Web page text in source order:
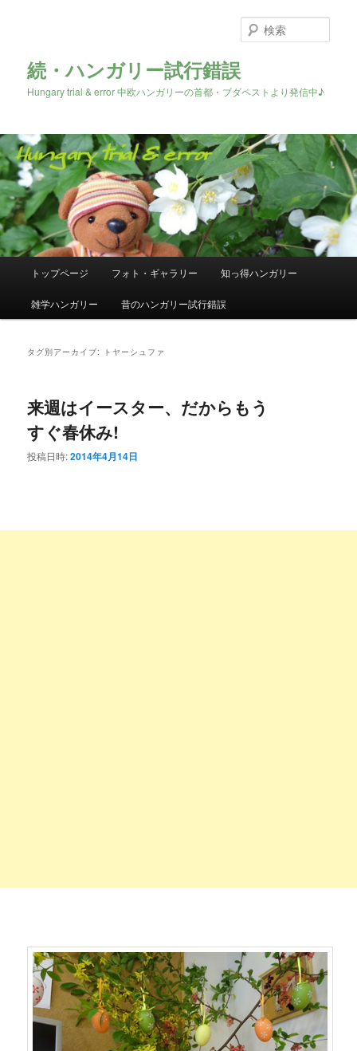
続・ハンガリー試行錯誤
Hungary trial & error 中欧ハンガリーの首都・ブダペストより発信中♪
索
メ
メ
イ
ン
サ
ブ
テ
トップページ フォト・ギャラリー 知っ得ハンガリー
雑学ハンガリー 昔のハンガリー試行錯誤
タグ別アーカイブ: トヤーシュファ
来週はイースター、だからもう
すぐ春休み!
投稿日時:2014年4月14日